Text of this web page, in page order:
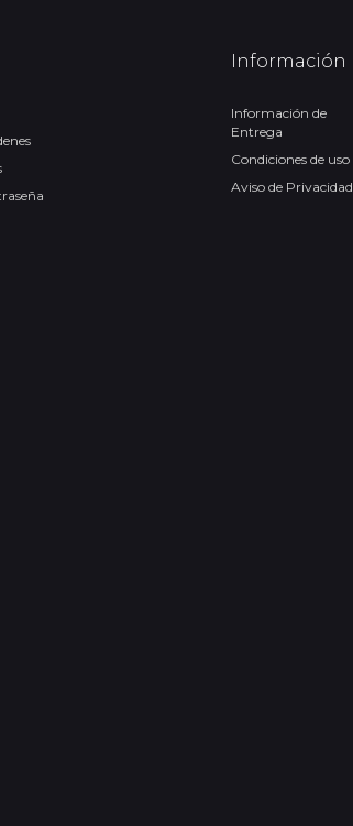
Información
Información de
Entrega
Condiciones de uso
Aviso de Privacidad